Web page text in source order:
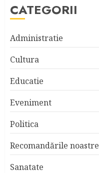
CATEGORII
Administratie
Cultura
Educatie
Eveniment
Politica
Recomandările noastre
Sanatate